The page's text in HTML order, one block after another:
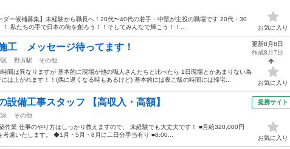
ダー候補募集】未経験から職長へ！20代〜40代の若手・中堅が主役の職場です 20代・30
私たちの手で日本の街を創ろう！！そしてみんなで輝こう！！...
お気に入り
工 メッセージ待ってます！
区 野方駅
その他
間は異なりますが 基本的に現場が他の職人さんたちと比べたら 1日現場とかあまりない為
は上がれます！！(偶に遅くなる時もあるけど) 基本的には夜ご飯の時間には帰宅...
更新8月8日
作成8月7日
お気に入り
備工事スタッフ 【高収入・高額】
区
その他
作業 仕事のやり方はしっかり教えますので、 未経験でも大丈夫です！ ■月給320,000円
慮いたします。 ◆1月・5月・8月に二日分手当有り ■8:00...
提携サイト
お気に入り